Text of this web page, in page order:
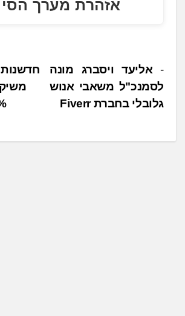
אזהרת מערך
נ
י
ו
אליעד ויסברג מונה
לסמנכ"ל משאבי אנוש
גלובלי בחברת Fiverr